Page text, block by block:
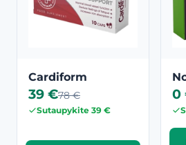
Cardiform
39 €78 €
Sutaupykite 39 €
0